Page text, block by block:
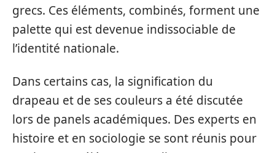
grecs. Ces éléments, combinés, forment une
palette qui est devenue indissociable de
l’identité nationale.
Dans certains cas, la signification du
drapeau et de ses couleurs a été discutée
lors de panels académiques. Des experts en
histoire et en sociologie se sont réunis pour